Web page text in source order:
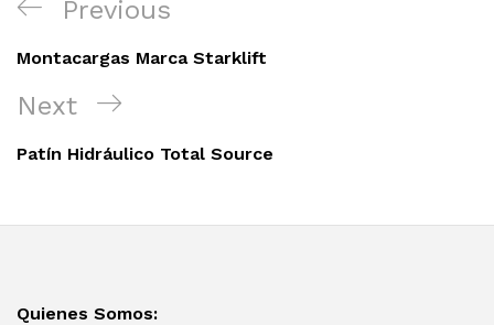
entradas
Previous
Post
Previous
Montacargas Marca Starklift
Next
Post
Next
Patín Hidráulico Total Source
Quienes Somos: